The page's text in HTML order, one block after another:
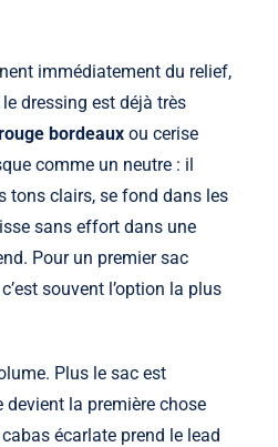
immédiatement du relief,
dressing est déjà très
bordeauxou cerise
comme un neutre : il
tons clairs, se fond dans les
sans effort dans une
Pour un premier sac
souvent l’option la plus
Plus le sac est
devient la première chose
écarlate prend le lead